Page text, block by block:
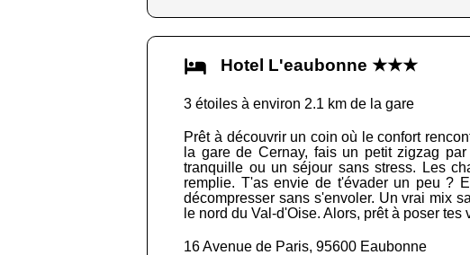
Hotel L'eaubonne ★★★
3 étoiles à environ 2.1 km de la gare
Prêt à découvrir un coin où le confort
la gare de Cernay, fais un petit zigzag
tranquille ou un séjour sans stress. Les
remplie. T'as envie de t'évader un peu ?
décompresser sans s'envoler. Un vrai mix
le nord du Val-d'Oise. Alors, prêt à poser
16 Avenue de Paris, 95600 Eaubonne